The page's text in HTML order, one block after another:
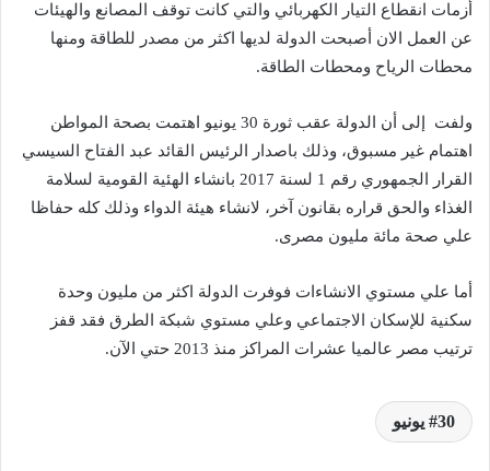
أزمات انقطاع التيار الكهربائي والتي كانت توقف المصانع والهيئات
عن العمل الان أصبحت الدولة لديها اكثر من مصدر للطاقة ومنها
محطات الرياح ومحطات الطاقة.
ولفت إلى أن الدولة عقب ثورة 30 يونيو اهتمت بصحة المواطن
اهتمام غير مسبوق، وذلك باصدار الرئيس القائد عبد الفتاح السيسي
القرار الجمهوري رقم 1 لسنة 2017 بانشاء الهئية القومية لسلامة
الغذاء والحق قراره بقانون آخر، لانشاء هيئة الدواء وذلك كله حفاظا
علي صحة مائة مليون مصرى.
أما علي مستوي الانشاءات فوفرت الدولة اكثر من مليون وحدة
سكنية للإسكان الاجتماعي وعلي مستوي شبكة الطرق فقد قفز
ترتيب مصر عالميا عشرات المراكز منذ 2013 حتي الآن.
30 يونيو